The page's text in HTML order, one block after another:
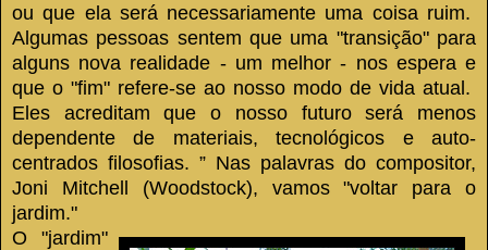
ou que ela será necessariamente uma coisa ruim.
Algumas pessoas sentem que uma "transição" para
alguns nova realidade - um melhor - nos espera e
que o "fim" refere-se ao nosso modo de vida atual.
Eles acreditam que o nosso futuro será menos
dependente de materiais, tecnológicos e auto-
centrados filosofias. ” Nas palavras do compositor,
Joni Mitchell (Woodstock), vamos "voltar para o
jardim."
O "jardim"